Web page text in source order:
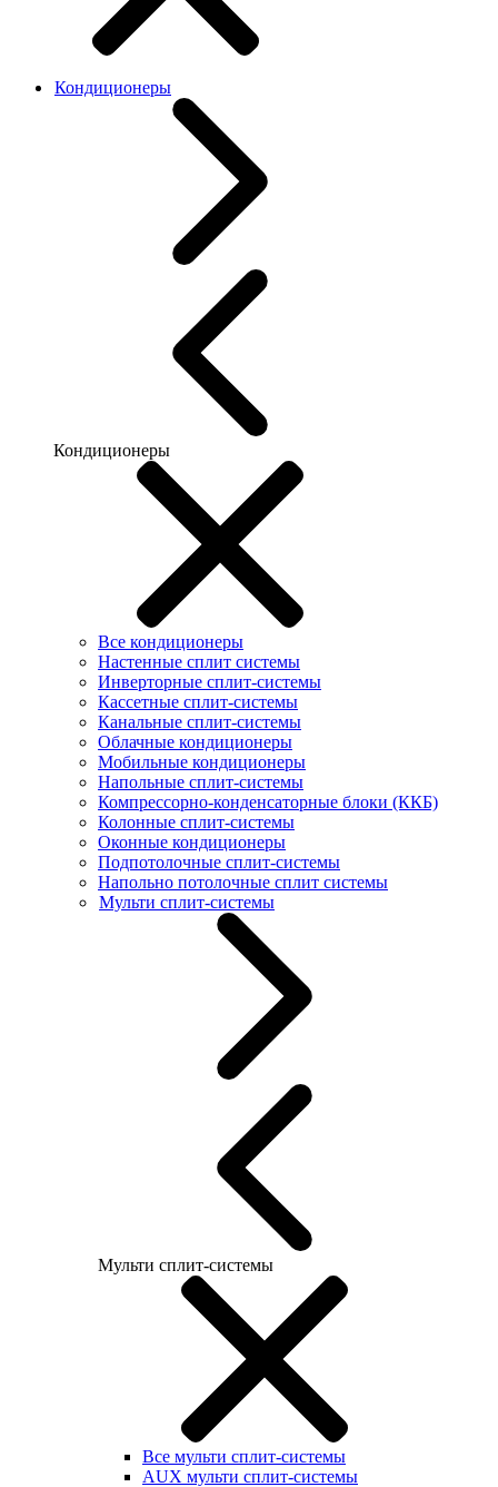
Кондиционеры
Кондиционеры
Все кондиционеры
Настенные сплит системы
Инверторные сплит-системы
Кассетные сплит-системы
Канальные сплит-системы
Облачные кондиционеры
Мобильные кондиционеры
Напольные сплит-системы
Компрессорно-конденсаторные блоки (ККБ)
Колонные сплит-системы
Оконные кондиционеры
Подпотолочные сплит-системы
Напольно потолочные сплит системы
Мульти сплит-системы
Мульти сплит-системы
Все мульти сплит-системы
AUX мульти сплит-системы